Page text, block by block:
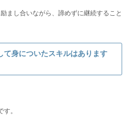
まし合いながら、諦めずに継続すること
て身についたスキルはあります
。